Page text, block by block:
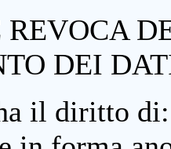
DEI
il diritto